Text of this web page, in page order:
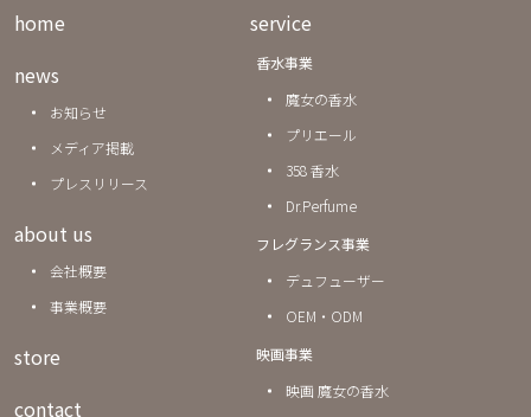
home
news
お知らせ
メディア掲載
プレスリリース
about us
会社概要
事業概要
store
contact
service
香水事業
魔女の香水
プリエール
358 香水
Dr.Perfume
フレグランス事業
デュフューザー
OEM・ODM
映画事業
映画 魔女の香水